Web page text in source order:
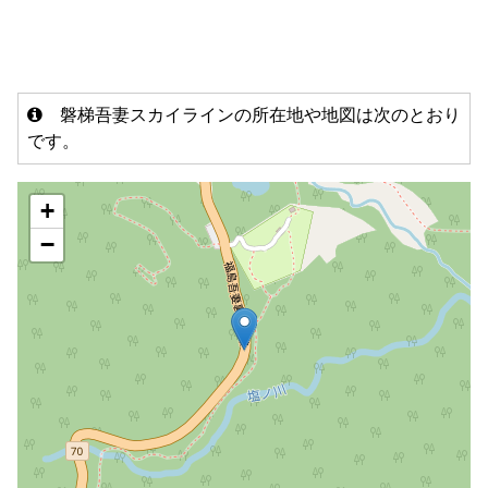
磐梯吾妻スカイラインの所在地や地図は次のとおり
です。